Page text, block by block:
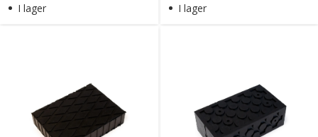
I lager I lager